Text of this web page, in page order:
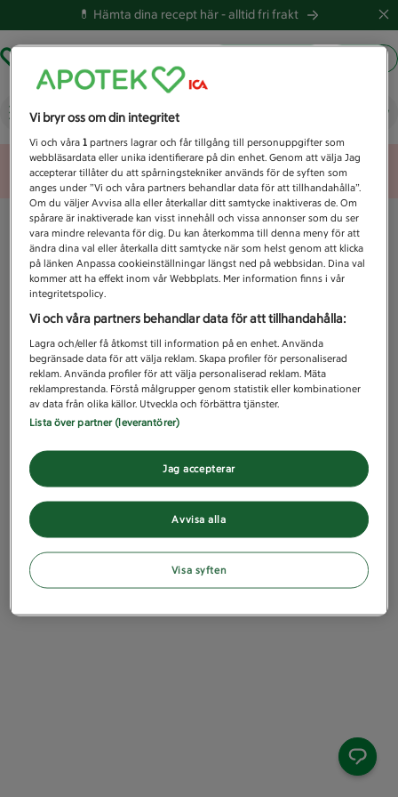
💊 Hämta dina recept här -alltid fri frakt
Vad letar du efter idag?
Unknown error
Vi bryr oss om din integritet
Vi och våra1 partners lagrar och får tillgång till personuppgifter som
webbläsardata eller unika identifierare på din enhet. Genom att välja Jag
accepterar tillåter du att spårningstekniker används för de syften som
anges under ”Vi och våra partners behandlar data för att tillhandahålla”.
Om du väljer Avvisa alla eller återkallar ditt samtycke inaktiveras de. Om
spårare är inaktiverade kan visst innehåll och vissa annonser som du ser
vara mindre relevanta för dig. Du kan återkomma till denna meny för att
ändra dina val eller återkalla ditt samtycke när som helst genom att klicka
på länken Anpassa cookieinställningar längst ned på webbsidan. Dina val
kommer att ha effekt inom vår Webbplats. Mer information finns i vår
integritetspolicy.
Vi och våra partners behandlar data för att tillhandahålla:
Lagra och/eller få åtkomst till information på en enhet. Använda
begränsade data för att välja reklam. Skapa profiler för personaliserad
reklam. Använda profiler för att välja personaliserad reklam. Mäta
reklamprestanda. Förstå målgrupper genom statistik eller kombinationer
av data från olika källor. Utveckla och förbättra tjänster.
Lista över partner (leverantörer)
Avvisa alla
Jag accepterar
Visa syften